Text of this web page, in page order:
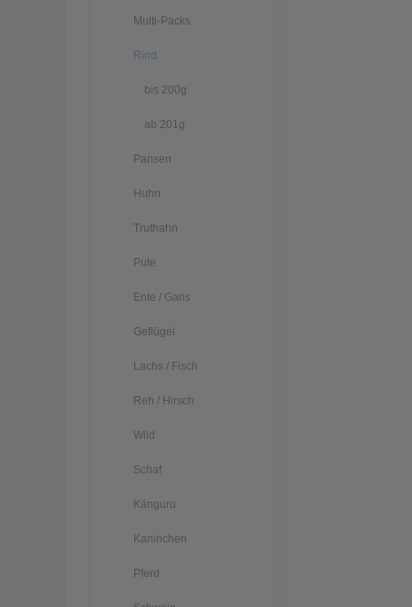
Multi-Packs
Rind
bis 200g
ab 201g
Pansen
Huhn
Truthahn
Pute
Ente / Gans
Geflügel
Lachs / Fisch
Reh / Hirsch
Wild
Schaf
Känguru
Kaninchen
Pferd